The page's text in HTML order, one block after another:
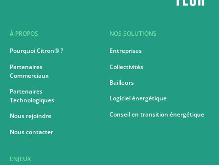
À PROPOS
Pourquoi Citron® ?
Partenaires
Commerciaux
Partenaires
Technologiques
Nous rejoindre
Nous contacter
ENJEUX
NOS SOLUTIONS
Entreprises
Collectivités
Bailleurs
Logiciel énergétique
Conseil en transition énergétique